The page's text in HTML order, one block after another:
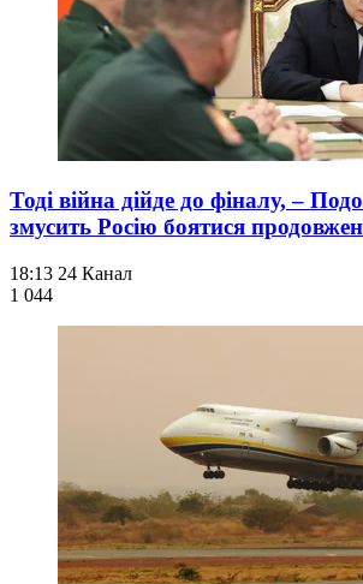
Тоді війна дійде до фіналу, –
змусить Росію боятися
18:13 24 Канал
1 044